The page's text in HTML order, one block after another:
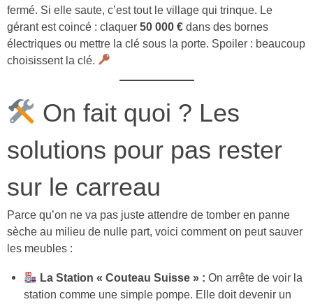
fermé. Si elle saute, c’est tout le village qui trinque. Le
gérant est coincé : claquer 50 000 € dans des bornes
électriques ou mettre la clé sous la porte. Spoiler : beaucoup
choisissent la clé.
On fait quoi ? Les
solutions pour pas rester
sur le carreau
Parce qu’on ne va pas juste attendre de tomber en panne
sèche au milieu de nulle part, voici comment on peut sauver
les meubles :
La Station « Couteau Suisse » : On arrête de voir la
station comme une simple pompe. Elle doit devenir un